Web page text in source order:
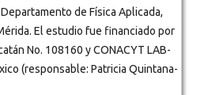
de Física Aplicada,
El estudio fue financiado por
No. 108160 y CONACYT LAB-
(responsable: Patricia Quintana-